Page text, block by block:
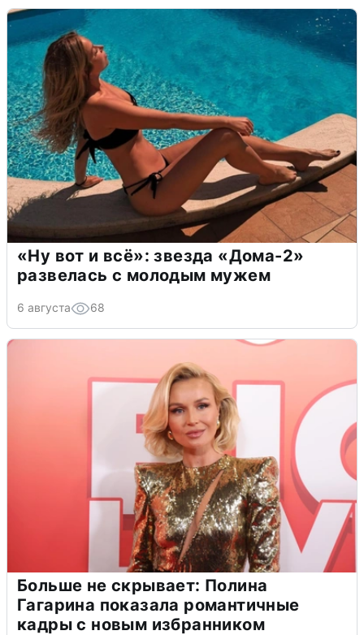
«Ну вот и всё»: звезда «Дома-2»
развелась с молодым мужем
6 августа 68
Больше не скрывает: Полина
Гагарина показала романтичные
кадры с новым избранником